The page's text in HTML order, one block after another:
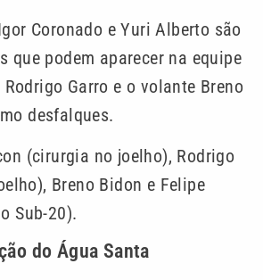
Coronado e Yuri Alberto são
que podem aparecer na equipe
Garro e o volante Breno
desfalques.
(cirurgia no joelho), Rodrigo
Breno Bidon e Felipe
Sub-20).
do Água Santa